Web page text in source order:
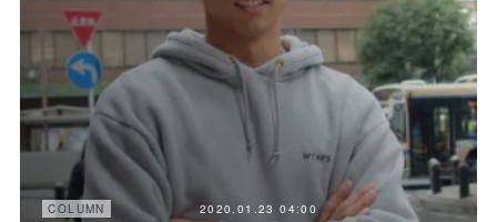
COLUMN 2020.01.23 04:00